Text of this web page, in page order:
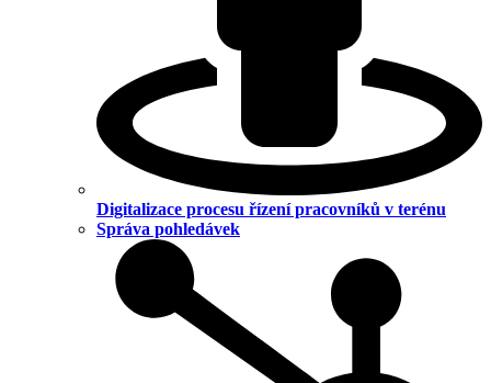
Digitalizace procesu řízení pracovníků v terénu
Správa pohledávek